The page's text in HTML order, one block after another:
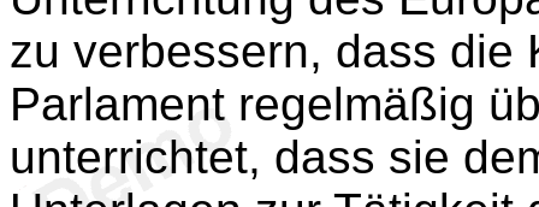
zu verbessern, dass die
Parlament regelmäßig
unterrichtet, dass sie